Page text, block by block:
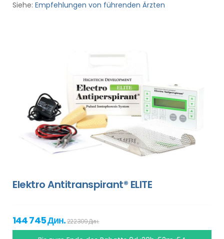
Siehe: Empfehlungen von führenden Ärzten
Elektro Antitranspirant® ELITE
144 745 Дин.222 309 Дин.